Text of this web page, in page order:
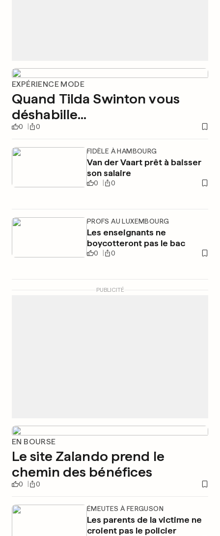
EXPÉRIENCE MODE
Quand Tilda Swinton vous
déshabille...
0 0
FIDÈLE À HAMBOURG
Van der Vaart prêt à baisser
son salaire
0 0
PROFS AU LUXEMBOURG
Les enseignants ne
boycotteront pas le bac
0 0
PUBLICITÉ
EN BOURSE
Le site Zalando prend le
chemin des bénéfices
0 0
ÉMEUTES À FERGUSON
Les parents de la victime ne
croient pas le policier